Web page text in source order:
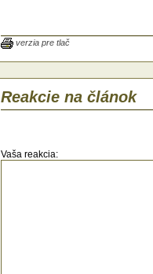
už u ubytovateľa získajú obe karty
skipas, ale si ho môžu nabiť
Turisti najčastejšie použili
zaznamenali aj v Kúpeľoch
lyžiarskom stredisku Malinô
verzia pre tlač
Reakcie na článok
Vaša reakcia: